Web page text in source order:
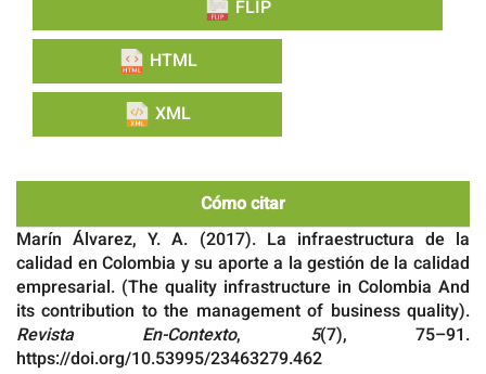
FLIP
HTML
XML
Cómo citar
Marín Álvarez, Y. A. (2017). La infraestructura de la
calidad en Colombia y su aporte a la gestión de la calidad
empresarial. (The quality infrastructure in Colombia And
its contribution to the management of business quality).
Revista En-Contexto, 5(7), 75–91.
https://doi.org/10.53995/23463279.462